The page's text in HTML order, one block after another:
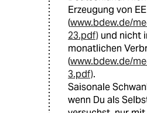
Erzeugung von EE
(www.bdew.de/
23.pdf) und nicht
monatlichen
(www.bdew.de/
3.pdf).
Saisonale
wenn Du als